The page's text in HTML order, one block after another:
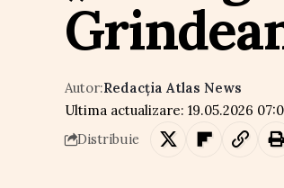
Ultima actualizare: 19.05.2026
Autor:Redacția Atlas News
Distribuie